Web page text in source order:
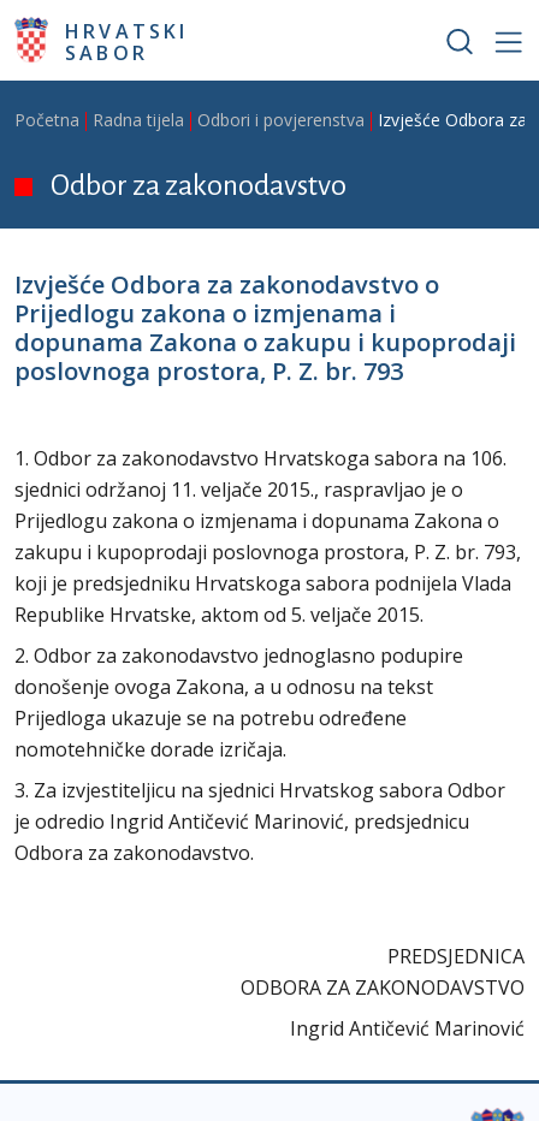
Skoči na glavni sadržaj
HRVATSKI
SABOR
Breadcrumb
Početna Radna tijela Odbori i povjerenstva Izvješće Odbora za
Odbor za zakonodavstvo
Izvješće Odbora za zakonodavstvo o
Prijedlogu zakona o izmjenama i
dopunama Zakona o zakupu i kupoprodaji
poslovnoga prostora, P. Z. br. 793
1. Odbor za zakonodavstvo Hrvatskoga sabora na 106.
sjednici održanoj 11. veljače 2015., raspravljao je o
Prijedlogu zakona o izmjenama i dopunama Zakona o
zakupu i kupoprodaji poslovnoga prostora, P. Z. br. 793,
koji je predsjedniku Hrvatskoga sabora podnijela Vlada
Republike Hrvatske, aktom od 5. veljače 2015.
2. Odbor za zakonodavstvo jednoglasno podupire
donošenje ovoga Zakona, a u odnosu na tekst
Prijedloga ukazuje se na potrebu određene
nomotehničke dorade izričaja.
3. Za izvjestiteljicu na sjednici Hrvatskog sabora Odbor
je odredio Ingrid Antičević Marinović, predsjednicu
Odbora za zakonodavstvo.
PREDSJEDNICA
ODBORA ZA ZAKONODAVSTVO
Ingrid Antičević Marinović